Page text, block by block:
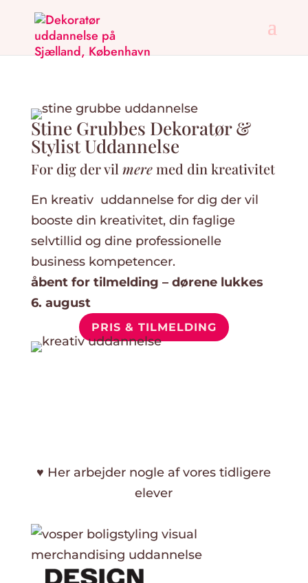
Stine Grubbes Dekoratør &
Stylist Uddannelse
For dig der vil meremed din kreativitet
En kreativ uddannelse for dig der vil
booste din kreativitet, din faglige
selvtillid og dine professionelle
business kompetencer.
åbent for tilmelding – dørene lukkes
6. august
PRIS & TILMELDING
♥ Her arbejder nogle af vores tidligere
elever